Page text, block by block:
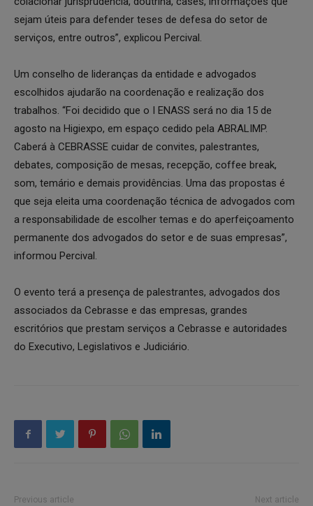
sejam úteis para defender teses de defesa do setor de
serviços, entre outros”, explicou Percival.
Um conselho de lideranças da entidade e advogados
escolhidos ajudarão na coordenação e realização dos
trabalhos. “Foi decidido que o I ENASS será no dia 15 de
agosto na Higiexpo, em espaço cedido pela ABRALIMP.
Caberá à CEBRASSE cuidar de convites, palestrantes,
debates, composição de mesas, recepção, coffee break,
som, temário e demais providências. Uma das propostas é
que seja eleita uma coordenação técnica de advogados com
a responsabilidade de escolher temas e do aperfeiçoamento
permanente dos advogados do setor e de suas empresas”,
informou Percival.
O evento terá a presença de palestrantes, advogados dos
associados da Cebrasse e das empresas, grandes
escritórios que prestam serviços a Cebrasse e autoridades
do Executivo, Legislativos e Judiciário.
Previous article Next article